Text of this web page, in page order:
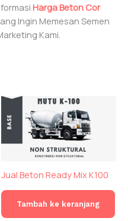
Harga Beton Cor
Ingin Memesan Semen
Kami.
Jual Beton Ready Mix K100
Tambah ke keranjang